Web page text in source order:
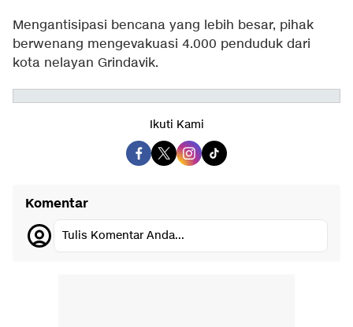
Mengantisipasi bencana yang lebih besar, pihak
berwenang mengevakuasi 4.000 penduduk dari
kota nelayan Grindavik.
Ikuti Kami
Komentar
Tulis Komentar Anda...